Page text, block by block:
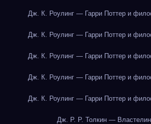
Дж. К. Роулинг — Гарри Поттер и
Дж. К. Роулинг — Гарри Поттер и
Дж. К. Роулинг — Гарри Поттер и
Дж. К. Роулинг — Гарри Поттер и
Дж. К. Роулинг — Гарри Поттер и
Дж. Р. Р. Толкин —